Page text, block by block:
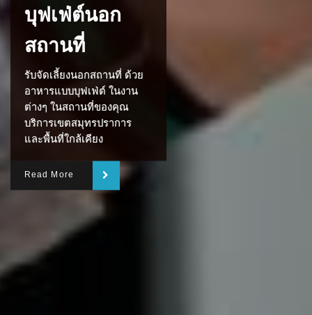
บุฟเฟ่ต์นอก
สถานที่
รับจัดเลี้ยงนอกสถานที่ ด้วย
อาหารแบบบุฟเฟ่ต์ ในงาน
ต่างๆ ในสถานที่ของคุณ
บริการเขตสมุทรปราการ
และพื้นที่ใกล้เคียง
Read More